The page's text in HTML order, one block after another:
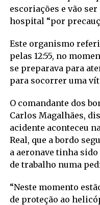
escoriações e vão
hospital “por
Este organismo
pelas 12:55, no
se preparava para
para socorrer uma
O comandante dos
Carlos Magalhães,
acidente aconteceu
Real, que a bordo
a aeronave tinha
de trabalho numa
“Neste momento
de proteção ao